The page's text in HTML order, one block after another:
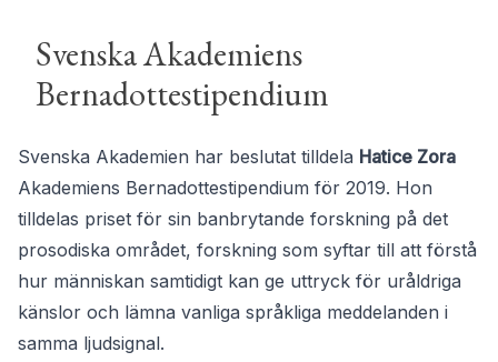
Svenska Akademiens
Bernadottestipendium
Svenska Akademien har beslutat tilldela Hatice Zora
Akademiens Bernadottestipendium för 2019. Hon
tilldelas priset för sin banbrytande forskning på det
prosodiska området, forskning som syftar till att förstå
hur människan samtidigt kan ge uttryck för uråldriga
känslor och lämna vanliga språkliga meddelanden i
samma ljudsignal.